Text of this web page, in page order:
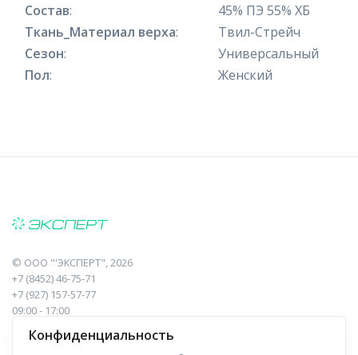
Состав:
45% ПЭ 55% ХБ
Ткань_Материал верха:
Твил-Стрейч
Сезон:
Универсальный
Пол: Женский
© ООО "'ЭКСПЕРТ", 2026
+7 (8452) 46-75-71
+7 (927) 157-57-77
09:00 - 17:00
410017, Саратов, Пугачева, 10 к1, оф.23
Конфиденциальность